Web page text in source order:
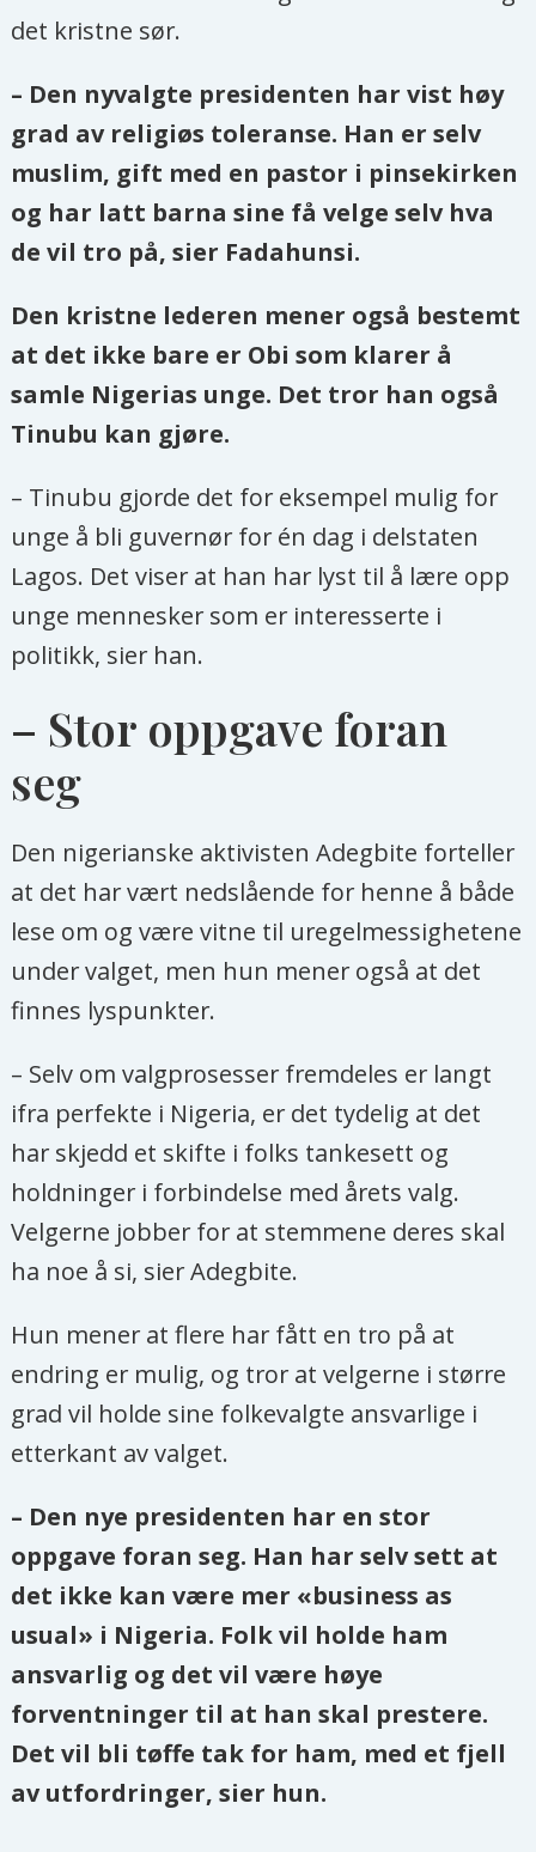
det kristne sør.
– Den nyvalgte presidenten har vist høy
grad av religiøs toleranse. Han er selv
muslim, gift med en pastor i pinsekirken
og har latt barna sine få velge selv hva
de vil tro på, sier Fadahunsi.
Den kristne lederen mener også bestemt
at det ikke bare er Obi som klarer å
samle Nigerias unge. Det tror han også
Tinubu kan gjøre.
– Tinubu gjorde det for eksempel mulig for
unge å bli guvernør for én dag i delstaten
Lagos. Det viser at han har lyst til å lære opp
unge mennesker som er interesserte i
politikk, sier han.
– Stor oppgave foran
seg
Den nigerianske aktivisten Adegbite forteller
at det har vært nedslående for henne å både
lese om og være vitne til uregelmessighetene
under valget, men hun mener også at det
finnes lyspunkter.
– Selv om valgprosesser fremdeles er langt
ifra perfekte i Nigeria, er det tydelig at det
har skjedd et skifte i folks tankesett og
holdninger i forbindelse med årets valg.
Velgerne jobber for at stemmene deres skal
ha noe å si, sier Adegbite.
Hun mener at flere har fått en tro på at
endring er mulig, og tror at velgerne i større
grad vil holde sine folkevalgte ansvarlige i
etterkant av valget.
– Den nye presidenten har en stor
oppgave foran seg. Han har selv sett at
det ikke kan være mer «business as
usual» i Nigeria. Folk vil holde ham
ansvarlig og det vil være høye
forventninger til at han skal prestere.
Det vil bli tøffe tak for ham, med et fjell
av utfordringer, sier hun.